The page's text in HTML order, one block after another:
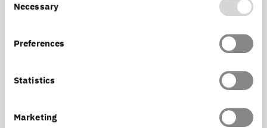
Selection
Necessary
Preferences
Statistics
Marketing
Google-ähnlicher Eingabedialog zur
Suchthemen
Dynamisch generierte Vorschlagslisten mit